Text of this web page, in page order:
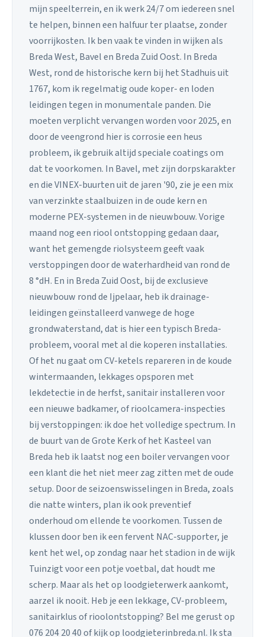
mijn speelterrein, en ik werk 24/7 om iedereen snel
te helpen, binnen een halfuur ter plaatse, zonder
voorrijkosten. Ik ben vaak te vinden in wijken als
Breda West, Bavel en Breda Zuid Oost. In Breda
West, rond de historische kern bij het Stadhuis uit
1767, kom ik regelmatig oude koper- en loden
leidingen tegen in monumentale panden. Die
moeten verplicht vervangen worden voor 2025, en
door de veengrond hier is corrosie een heus
probleem, ik gebruik altijd speciale coatings om
dat te voorkomen. In Bavel, met zijn dorpskarakter
en die VINEX-buurten uit de jaren '90, zie je een mix
van verzinkte staalbuizen in de oude kern en
moderne PEX-systemen in de nieuwbouw. Vorige
maand nog een riool ontstopping gedaan daar,
want het gemengde riolsysteem geeft vaak
verstoppingen door de waterhardheid van rond de
8 °dH. En in Breda Zuid Oost, bij de exclusieve
nieuwbouw rond de Ijpelaar, heb ik drainage-
leidingen geïnstalleerd vanwege de hoge
grondwaterstand, dat is hier een typisch Breda-
probleem, vooral met al die koperen installaties.
Of het nu gaat om CV-ketels repareren in de koude
wintermaanden, lekkages opsporen met
lekdetectie in de herfst, sanitair installeren voor
een nieuwe badkamer, of rioolcamera-inspecties
bij verstoppingen: ik doe het volledige spectrum. In
de buurt van de Grote Kerk of het Kasteel van
Breda heb ik laatst nog een boiler vervangen voor
een klant die het niet meer zag zitten met de oude
setup. Door de seizoenswisselingen in Breda, zoals
die natte winters, plan ik ook preventief
onderhoud om ellende te voorkomen. Tussen de
klussen door ben ik een fervent NAC-supporter, je
kent het wel, op zondag naar het stadion in de wijk
Tuinzigt voor een potje voetbal, dat houdt me
scherp. Maar als het op loodgieterwerk aankomt,
aarzel ik nooit. Heb je een lekkage, CV-probleem,
sanitairklus of rioolontstopping? Bel me gerust op
076 204 20 40 of kijk op loodgieterinbreda.nl. Ik sta